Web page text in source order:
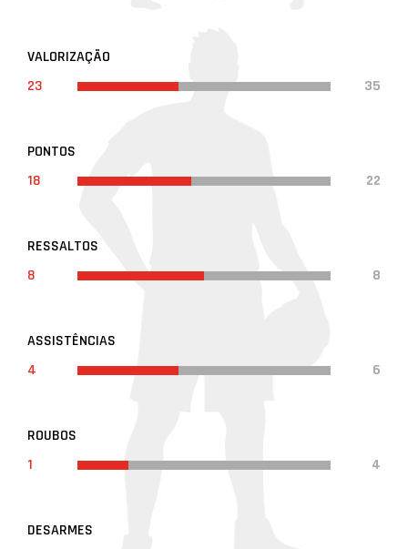
VALORIZAÇÃO
23
35
PONTOS
18
22
RESSALTOS
8
8
ASSISTÊNCIAS
4
6
ROUBOS
1
4
DESARMES